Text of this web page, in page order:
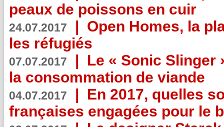
peaux de poissons en cuir
24.07.2017 | Open Homes, la
les réfugiés
07.07.2017 | Le « Sonic Slinger
la consommation de viande
04.07.2017 | En 2017, quelles
françaises engagées pour le